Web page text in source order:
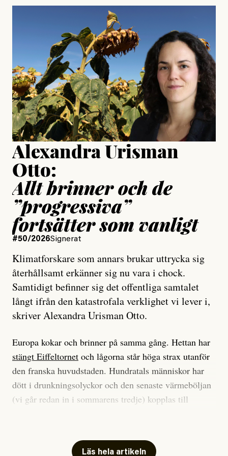
Jonas Lundström
Publicerad24 July, 2026
#23/2026
Jesper Lundby: ”Livet i sig
är ganska politiskt”
Jesper Lundby
Publicerad15 July, 2026
Uppdaterad15 July, 2026
Alexandra Urisman
Otto:
Allt brinner och de
”progressiva”
fortsätter som vanligt
#50/2026Signerat
Klimatforskare som annars brukar uttrycka sig
återhållsamt erkänner sig nu vara i chock.
Samtidigt befinner sig det offentliga samtalet
långt ifrån den katastrofala verklighet vi lever i,
skriver Alexandra Urisman Otto.
Europa kokar och brinner på samma gång. Hettan har
stängt Eiffeltornet och lågorna står höga strax utanför
den franska huvudstaden. Hundratals människor har
dött i drunkningsolyckor och den senaste värmeböljan
(vi går redan in i sommarens tredje) kopplas till
Har du också panik i hettan? Känns det som en
Läs hela artikeln